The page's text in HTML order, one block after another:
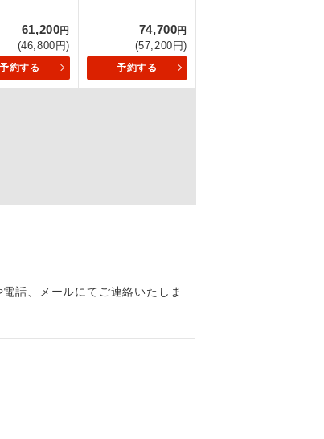
61,200円
(46,800円)
予約する
74,700円
(57,200円)
予約する
話、メールにてご連絡いたしま
ませ